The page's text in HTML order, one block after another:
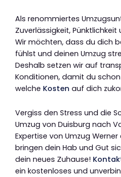
Als renommiertes
Zuverlässigkeit, Pünktlichkeit
Wir möchten, dass du dich
fühlst und deinen Umzug
Deshalb setzen wir auf
Konditionen, damit du
welche Kosten auf dich
Vergiss den Stress und die
Umzug von Duisburg nach
Expertise von Umzug
bringen dein Hab und Gut
dein neues Zuhause!
ein kostenloses und